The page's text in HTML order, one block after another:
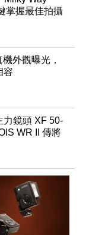
掌握最佳拍攝
外觀曝光，
容
力鏡頭 XF 50-
WR II 傳將